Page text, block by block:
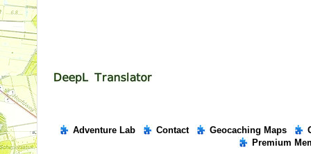
Adventure Lab Contact Geocaching Maps
Premium